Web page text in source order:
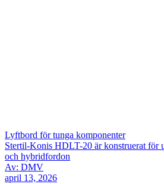
Lyftbord för tunga komponenter
Stertil-Konis HDLT-20 är konstruerat för
och hybridfordon
Av: DMV
april 13, 2026